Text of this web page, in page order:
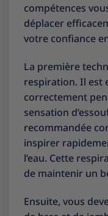
compétences
déplacer
votre confiance
La première
respiration. Il est
correctement
sensation
recommandée
inspirer
l’eau. Cette
de maintenir un
Ensuite, vous